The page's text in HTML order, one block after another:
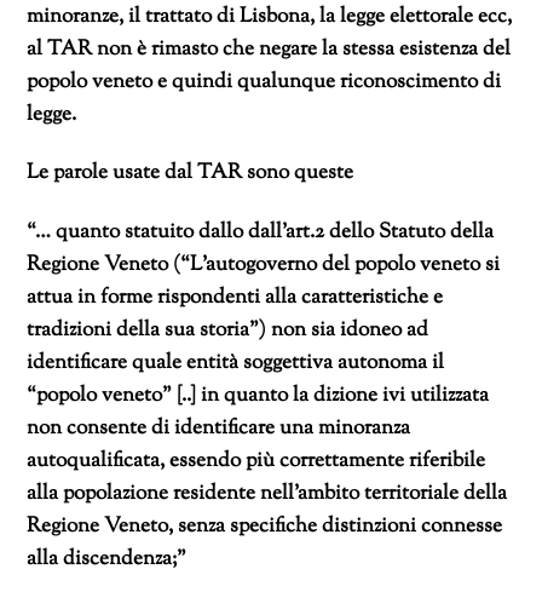
minoranze, il trattato di Lisbona, la legge elettorale ecc,
al TAR non è rimasto che negare la stessa esistenza del
popolo veneto e quindi qualunque riconoscimento di
legge.
Le parole usate dal TAR sono queste
“… quanto statuito dallo dall’art.2 dello Statuto della
Regione Veneto (“L’autogoverno del popolo veneto si
attua in forme rispondenti alla caratteristiche e
tradizioni della sua storia”) non sia idoneo ad
identificare quale entità soggettiva autonoma il
“popolo veneto” [..] in quanto la dizione ivi utilizzata
non consente di identificare una minoranza
autoqualificata, essendo più correttamente riferibile
alla popolazione residente nell’ambito territoriale della
Regione Veneto, senza specifiche distinzioni connesse
alla discendenza;”